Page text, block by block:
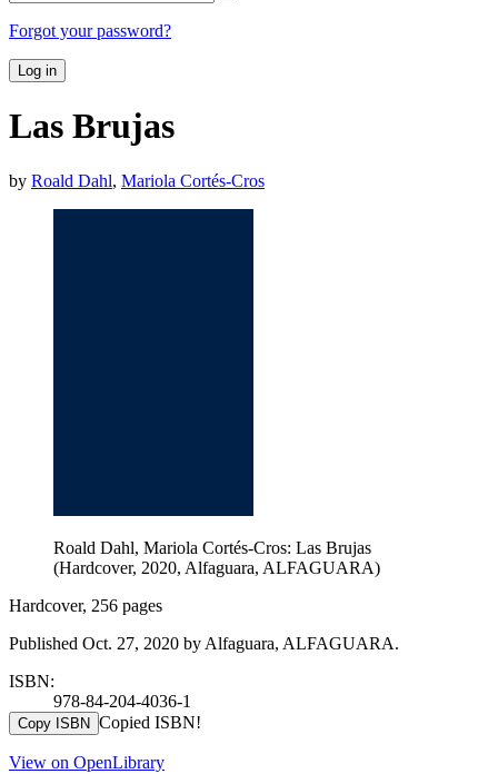
Forgot your password?
Log in
Las Brujas
by Roald Dahl, Mariola Cortés-Cros
Roald Dahl, Mariola Cortés-Cros: Las Brujas
(Hardcover, 2020, Alfaguara, ALFAGUARA)
Hardcover, 256 pages
Published Oct. 27, 2020 by Alfaguara, ALFAGUARA.
ISBN:
978-84-204-4036-1
Copy ISBN Copied ISBN!
View on OpenLibrary